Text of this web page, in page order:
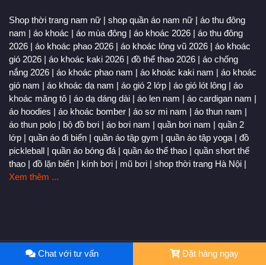
Shop thời trang nam nữ | shop quần áo nam nữ | áo thu đông
nam | áo khoác | áo mùa đông | áo khoác 2026 | áo thu đông
2026 | áo khoác phao 2026 | áo khoác lông vũ 2026 | áo khoác
gió 2026 | áo khoác kaki 2026 | đồ thể thao 2026 | áo chống
nắng 2026 | áo khoác phao nam | áo khoác kaki nam | áo khoác
gió nam | áo khoác dạ nam | áo gió 2 lớp | áo gió lót lông | áo
khoác măng tô | áo dạ dáng dài | áo len nam | áo cardigan nam |
áo hoodies | áo khoác bomber | áo sơ mi nam | áo thun nam |
áo thun polo | bộ đồ bơi | áo bơi nam | quần bơi nam | quần 2
lớp | quần áo đi biển | quần áo tập gym | quần áo tập yoga | đồ
pickleball | quần áo bóng đá | quần áo thể thao | quần short thể
thao | đồ lặn biển | kính bơi | mũ bơi | shop thời trang Hà Nội |
Xem thêm ...
. All Rights
Chat với tư vấn Đặt hàng ngay